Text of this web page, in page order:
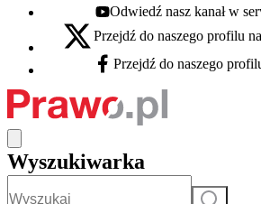
Youtube - otwiera się w nowej karcie
Odwiedź nasz kanał w
X - otwiera się w nowej karcie
Przejdź do naszego profilu
Facebook - otwiera się w nowej karcie
Przejdź do naszego
Wyszukiwarka
Szukaj